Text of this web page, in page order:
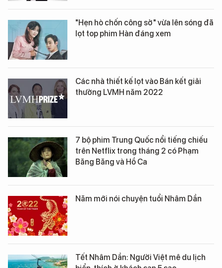
"Hẹn hò chốn công sở" vừa lên sóng đã
lọt top phim Hàn đáng xem
Các nhà thiết kế lọt vào Bán kết giải
thưởng LVMH năm 2022
7 bộ phim Trung Quốc nổi tiếng chiếu
trên Netflix trong tháng 2 có Phạm
Băng Băng và Hồ Ca
Năm mới nói chuyện tuổi Nhâm Dần
Tết Nhâm Dần: Người Việt mê du lịch